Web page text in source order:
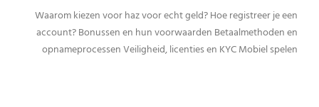
Waarom kiezen voor haz voor echt geld? Hoe registreer je een
account? Bonussen en hun voorwaarden Betaalmethoden en
opnameprocessen Veiligheid, licenties en KYC Mobiel spelen